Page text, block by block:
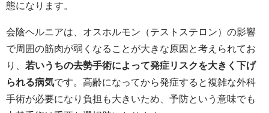
態になります。
会陰ヘルニアは、オスホルモン（テストステロン）の影響
で周囲の筋肉が弱くなることが大きな原因と考えられてお
り、 若いうちの去勢手術によって発症リスクを大きく下げ
られる病気です。高齢になってから発症すると複雑な外科
手術が必要になり負担も大きいため、予防という意味でも